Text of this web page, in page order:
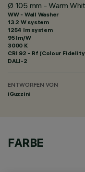
Ø 105 mm - Warm
WW - Wall Washer
13.2 W system
1254 lm system
95 lm/W
3000 K
CRI 92 - Rf (Colour Fidelity
DALI-2
ENTWORFEN VON
iGuzzini
FARBE